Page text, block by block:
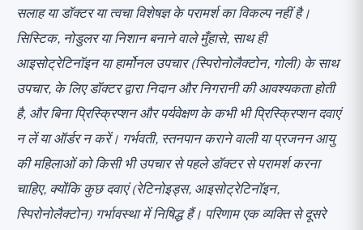
सलाह या डॉक्टर या त्वचा विशेषज्ञ के परामर्श का विकल्प नहीं है।
सिस्टिक, नोडुलर या निशान बनाने वाले मुँहासे, साथ ही
आइसोट्रेटिनॉइन या हार्मोनल उपचार (स्पिरोनोलैक्टोन, गोली) के साथ
उपचार, के लिए डॉक्टर द्वारा निदान और निगरानी की आवश्यकता होती
है, और बिना प्रिस्क्रिप्शन और पर्यवेक्षण के कभी भी प्रिस्क्रिप्शन दवाएं
न लें या ऑर्डर न करें। गर्भवती, स्तनपान कराने वाली या प्रजनन आयु
की महिलाओं को किसी भी उपचार से पहले डॉक्टर से परामर्श करना
चाहिए, क्योंकि कुछ दवाएं (रेटिनोइड्स, आइसोट्रेटिनॉइन,
स्पिरोनोलैक्टोन) गर्भावस्था में निषिद्ध हैं। परिणाम एक व्यक्ति से दूसरे